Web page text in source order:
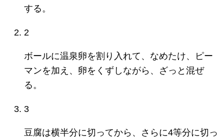
する。
2
ボールに温泉卵を割り入れて、なめたけ、ピー
マンを加え、卵をくずしながら、ざっと混ぜ
る。
3
豆腐は横半分に切ってから、さらに4等分に切っ